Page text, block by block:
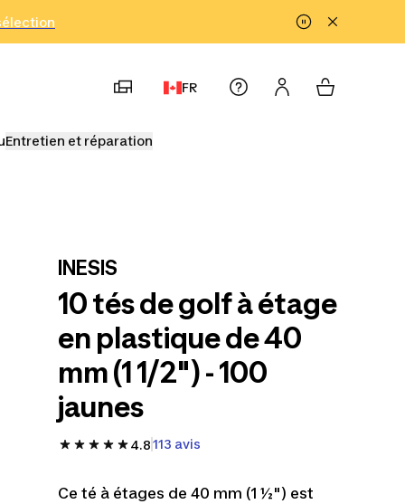
FR
Entretien et réparation
INESIS
10 tés de golf à étage
en plastique de 40
mm (1 1/2") - 100
jaunes
4.8113 avis
Ce té à étages de 40 mm (1 ½") est